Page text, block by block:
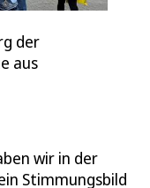
der
aus
wir in der
Stimmungsbild